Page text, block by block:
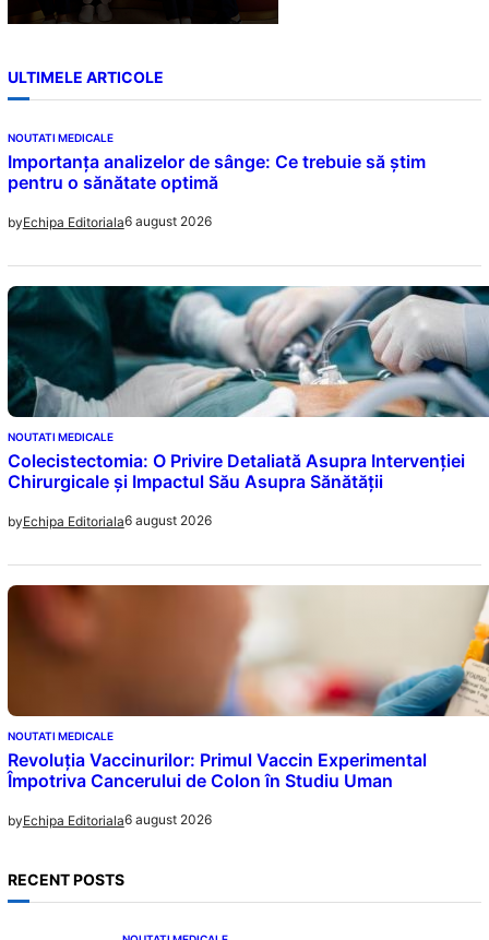
ULTIMELE ARTICOLE
NOUTATI MEDICALE
Importanța analizelor de sânge: Ce trebuie să știm
pentru o sănătate optimă
byEchipa Editoriala6 august 2026
NOUTATI MEDICALE
Colecistectomia: O Privire Detaliată Asupra Intervenției
Chirurgicale și Impactul Său Asupra Sănătății
byEchipa Editoriala6 august 2026
NOUTATI MEDICALE
Revoluția Vaccinurilor: Primul Vaccin Experimental
Împotriva Cancerului de Colon în Studiu Uman
byEchipa Editoriala6 august 2026
RECENT POSTS